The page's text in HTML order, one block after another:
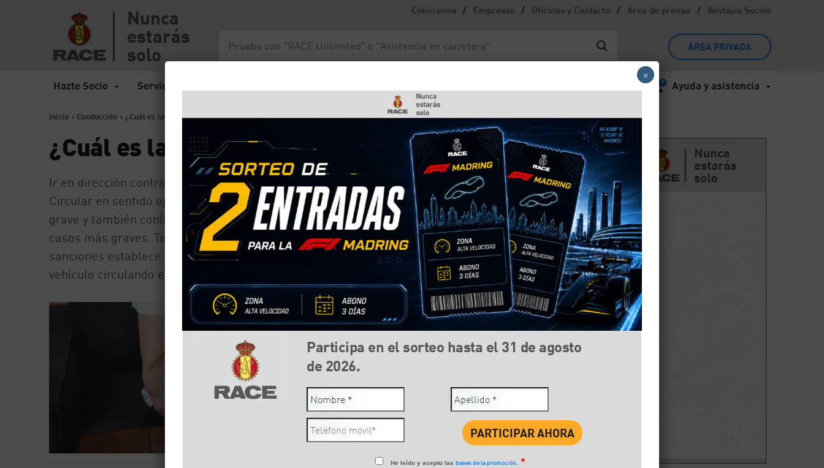
Conócenos / Empresas / Oficinas y Contacto / Área de prensa / Ventajas Socios
Nunca
estarás
solo
ÁREA PRIVADA
Hazte Socio Servicios Ayuda y asistencia
Inicio > Conducción > ¿Cuál es la multa por ir en dirección contraria?
¿Cuál es la multa por ir en dirección contraria?
Ir en dirección contraria es una de las infracciones más peligrosas y sancionadas por la DGT.
Circular en sentido opuesto al permitido conlleva una suma cuantiosa al ser una falta muy
grave y también conlleva la retirada de puntos, e incluso responsabilidades penales en los
casos más graves. Te explicamos qué se considera circular en dirección contraria, qué
sanciones establece el Reglamento General de Circulación y cómo actuar si te encuentras un
vehículo circulando en sentido contrario.
Participa en el sorteo hasta el 31 de agosto
de 2026.
He leído y acepto lasbases de la promoción. *
×